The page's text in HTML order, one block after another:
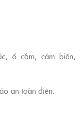
ổ cắm, cảm biến,
an toàn điện.